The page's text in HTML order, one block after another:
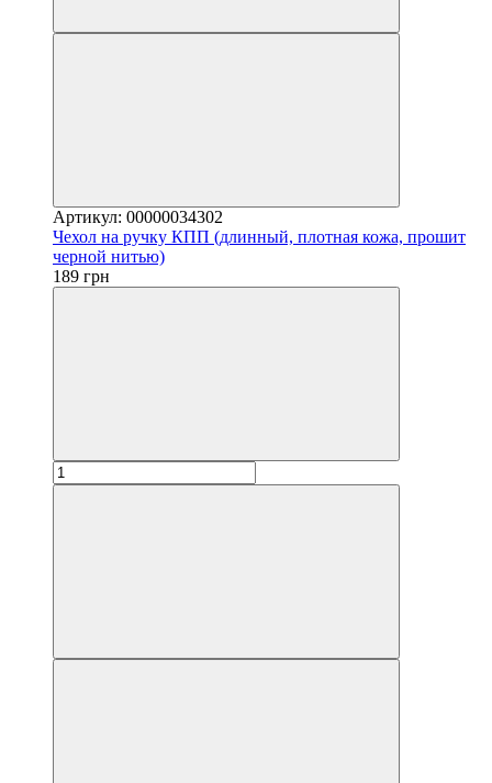
Артикул: 00000034302
Чехол на ручку КПП (длинный, плотная кожа, прошит
черной нитью)
189 грн